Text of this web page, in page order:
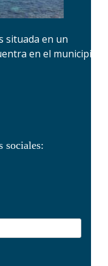
situada en un
en el municipio
sociales: